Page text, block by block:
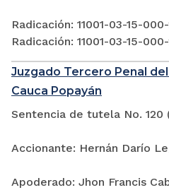
Radicación: 11001-03-15-
Radicación: 11001-03-15-
Juzgado Tercero Penal
Cauca Popayán
Sentencia de tutela No. 120
Accionante: Hernán Darío
Apoderado: Jhon Francis